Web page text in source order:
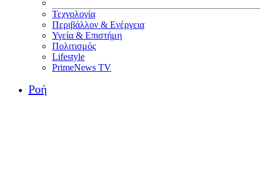
Τεχνολογία
Περιβάλλον & Ενέργεια
Υγεία & Επιστήμη
Πολιτισμός
Lifestyle
PrimeNews TV
Ροή